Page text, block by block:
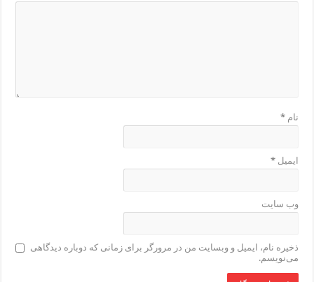
نام*
ایمیل*
وب‌ سایت
ذخیره نام، ایمیل و وبسایت من در مرورگر برای زمانی که دوباره دیدگاهی
می‌نویسم.